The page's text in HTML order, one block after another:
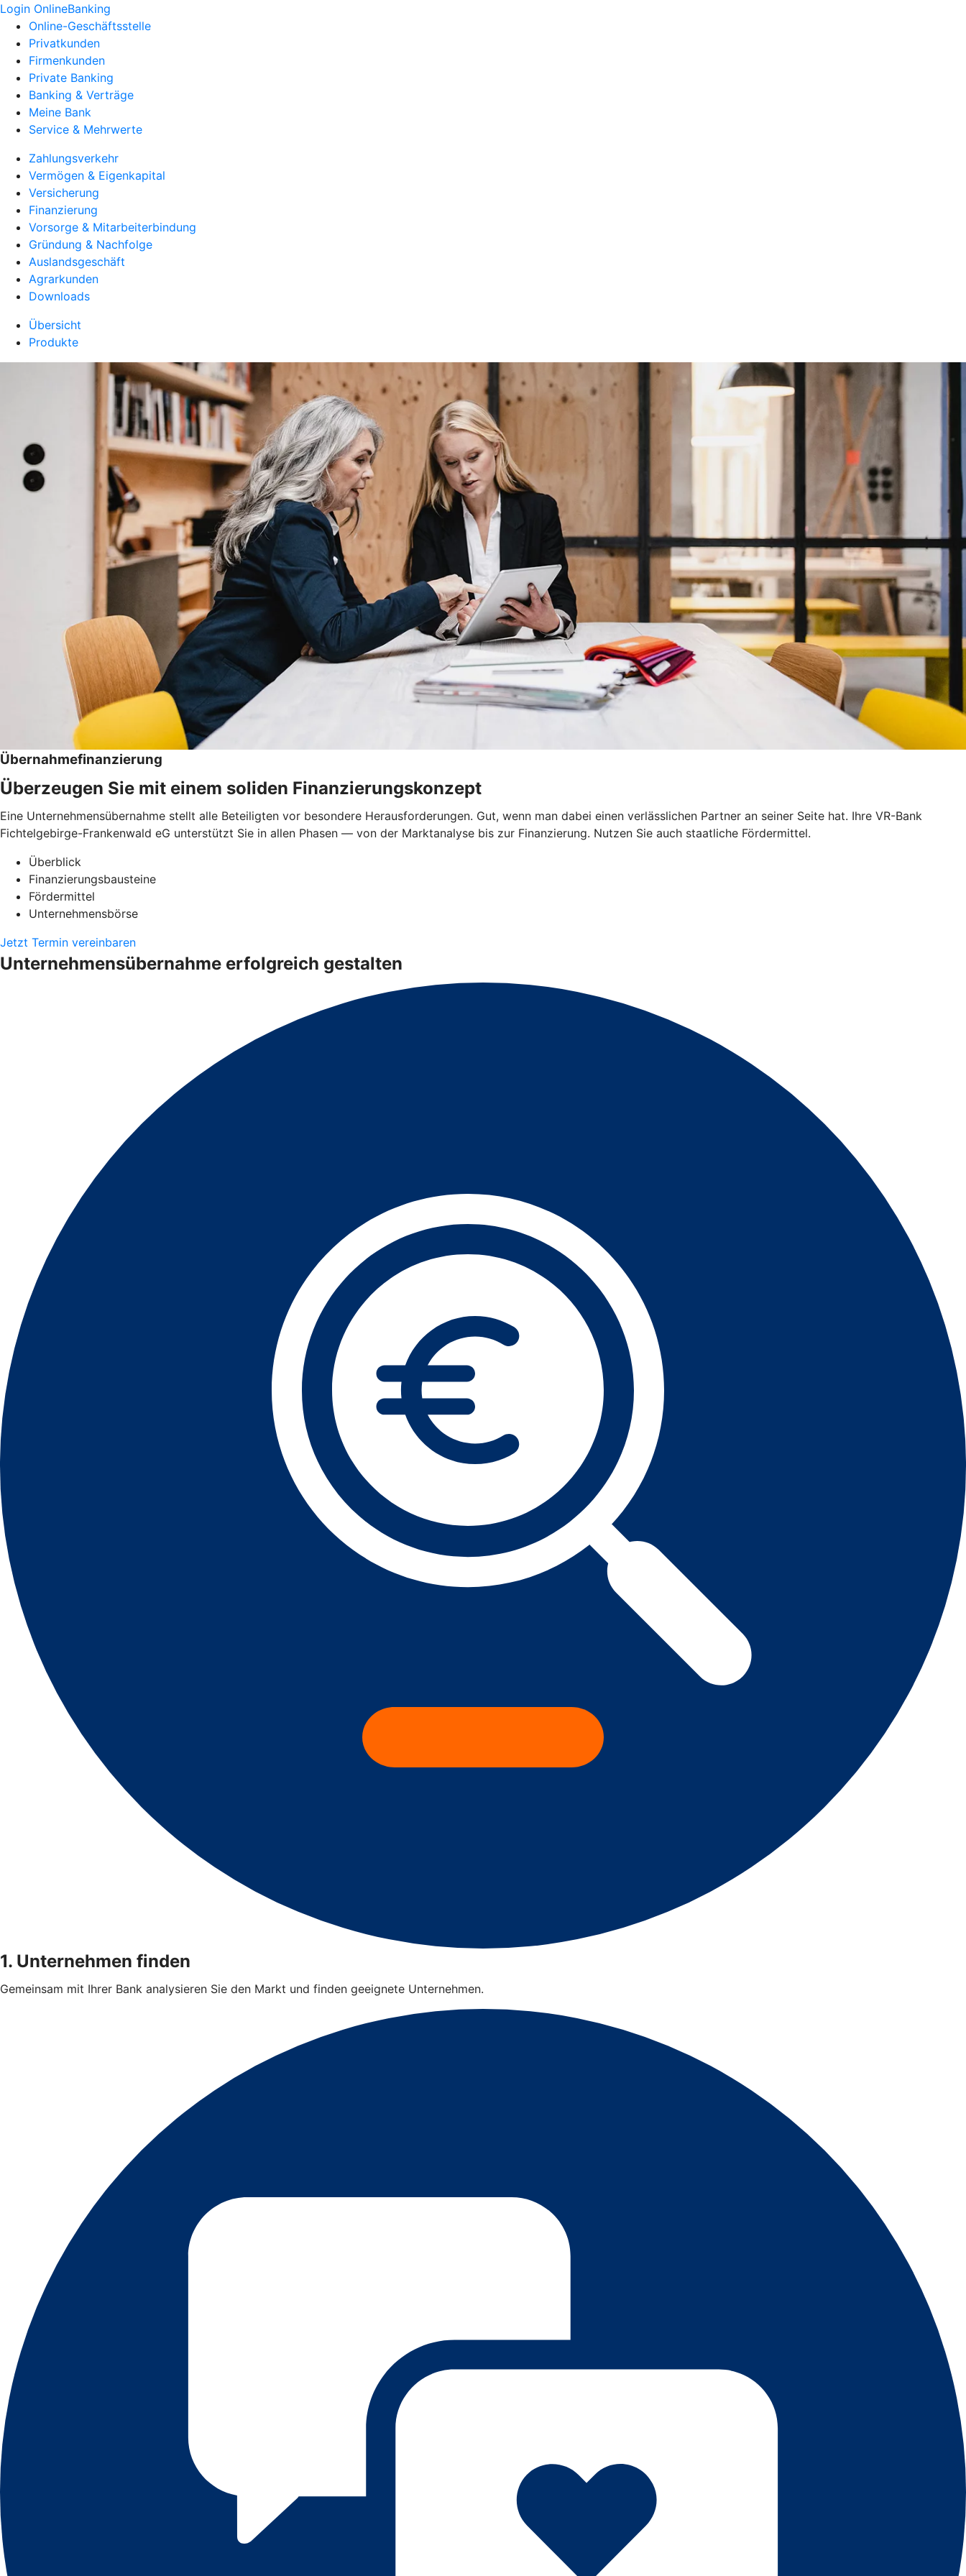
Login OnlineBanking
Online-Geschäftsstelle
Privatkunden
Firmenkunden
Private Banking
Banking & Verträge
Meine Bank
Service & Mehrwerte
Zahlungsverkehr
Vermögen & Eigenkapital
Versicherung
Finanzierung
Vorsorge & Mitarbeiterbindung
Gründung & Nachfolge
Auslandsgeschäft
Agrarkunden
Downloads
Übersicht
Produkte
Übernahmefinanzierung
Überzeugen Sie mit einem soliden Finanzierungskonzept
Eine Unternehmensübernahme stellt alle Beteiligten vor besondere Herausforderungen. Gut, wenn man dabei einen verlässlichen Partner an seiner Seite hat. Ihre VR-Bank
Fichtelgebirge-Frankenwald eG unterstützt Sie in allen Phasen — von der Marktanalyse bis zur Finanzierung. Nutzen Sie auch staatliche Fördermittel.
Überblick
Finanzierungsbausteine
Fördermittel
Unternehmensbörse
Jetzt Termin vereinbaren
Unternehmensübernahme erfolgreich gestalten
1. Unternehmen finden
Gemeinsam mit Ihrer Bank analysieren Sie den Markt und finden geeignete Unternehmen.